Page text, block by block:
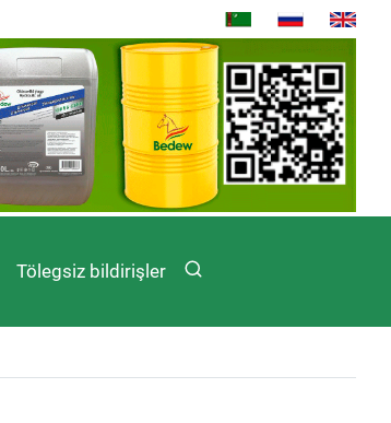
Tölegsiz bildirişler